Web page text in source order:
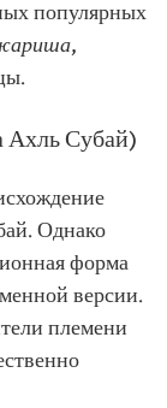
популярных
,
Ахль Субай)
Однако
форма
версии.
племени